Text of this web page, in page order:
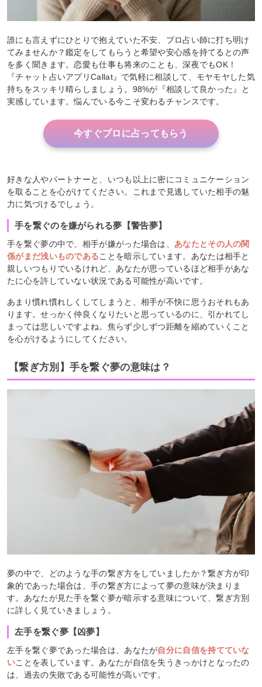
誰にも言えずにひとりで抱えていた不安、プロ占い師に打ち明け
てみませんか？鑑定をしてもらうと希望や安心感を持てるとの声
を多く聞きます。恋愛も仕事も将来のことも、深夜でもOK！
『チャット占いアプリCallat』で気軽に相談して、モヤモヤした気
持ちをスッキリ晴らしましょう。98%が『相談して良かった』と
実感しています。悩んでいる今こそ変わるチャンスです。
今すぐプロに占ってもらう
好きな人やパートナーと、いつも以上に密にコミュニケーション
を取ることを心がけてください。これまで見逃していた相手の魅
力に気づけるでしょう。
手を繋ぐのを嫌がられる夢【警告夢】
手を繋ぐ夢の中で、相手が嫌がった場合は、 あなたとその人の関
係がまだ浅いものであることを暗示しています。あなたは相手と
親しいつもりでいるけれど、あなたが思っているほど相手があな
たに心を許していない状況である可能性が高いです。
あまり慣れ慣れしくしてしまうと、相手が不快に思うおそれもあ
ります。せっかく仲良くなりたいと思っているのに、引かれてし
まっては悲しいですよね。焦らず少しずつ距離を縮めていくこと
を心がけるようにしてください。
【繋ぎ方別】手を繋ぐ夢の意味は？
夢の中で、どのような手の繋ぎ方をしていましたか？繋ぎ方が印
象的であった場合は、手の繋ぎ方によって夢の意味が決まりま
す。あなたが見た手を繋ぐ夢が暗示する意味について、繋ぎ方別
に詳しく見ていきましょう。
左手を繋ぐ夢【凶夢】
左手を繋ぐ夢であった場合は、あなたが自分に自信を持てていな
いことを表しています。あなたが自信を失うきっかけとなったの
は、過去の失敗である可能性が高いです。